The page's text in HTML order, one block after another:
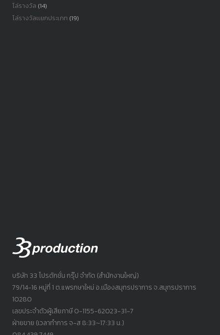
โล่รางวัล (14)
โล่รางวัลเเยกประเภท (19)
บริษัท 33 โปรดักชั่น กรุ๊ป จำกัด (สำนักงานใหญ่)
79/14-16 หมู่ที่ 1 ต.แพรกษาใหม่ อ.เมืองสมุทรปราการ จ.สมุทรปราการ
10280
เลขประจำตัวผู้เสียภาษี 0-1155-62023-31-7
ฝ่ายขาย (เวลาทำการ จ-ส 8:33~17:33 น.)